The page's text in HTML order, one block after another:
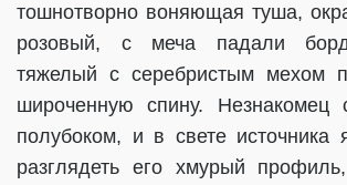
тошнотворно воняющая туша,
розовый, с меча падали
тяжелый с серебристым мехом
широченную спину. Незнакомец
полубоком, и в свете источника
разглядеть его хмурый